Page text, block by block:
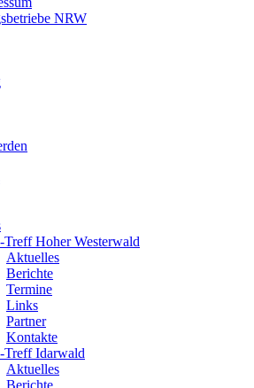
NRW
Hoher Westerwald
Aktuelles
Berichte
Termine
Links
Partner
Kontakte
Idarwald
Aktuelles
Berichte